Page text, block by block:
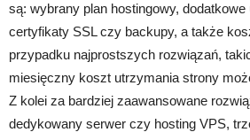
są: wybrany plan hostingowy, dodatkowe
certyfikaty SSL czy backupy, a także
przypadku najprostszych rozwiązań,
miesięczny koszt utrzymania strony
Z kolei za bardziej zaawansowane
dedykowany serwer czy hosting VPS,